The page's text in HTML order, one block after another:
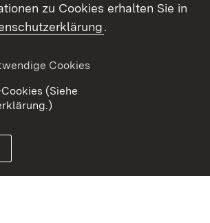
Erklärung zur
zu Cookies erhalten Sie in
.
Cookies
(Siehe